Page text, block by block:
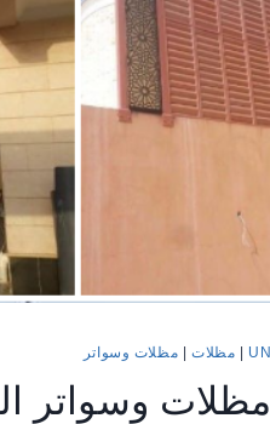
مظلات| مظلات وسواتر
وسواتر